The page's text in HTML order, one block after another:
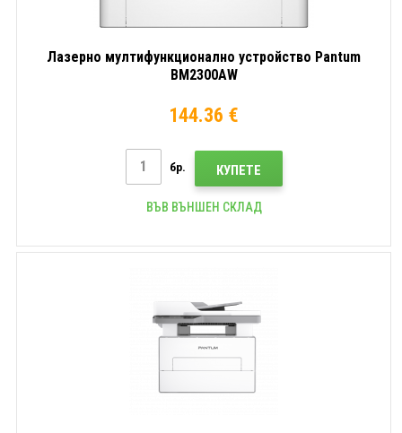
Лазерно мултифункционално устройство Pantum
BM2300AW
144.36 €
бр. КУПЕТЕ
ВЪВ ВЪНШЕН СКЛАД